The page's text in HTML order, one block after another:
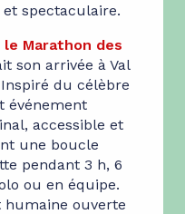
spectaculaire.
le Marathon des
son arrivée à Val
Inspiré du célèbre
événement
accessible et
une boucle
pendant 3 h, 6
ou en équipe.
humaine ouverte